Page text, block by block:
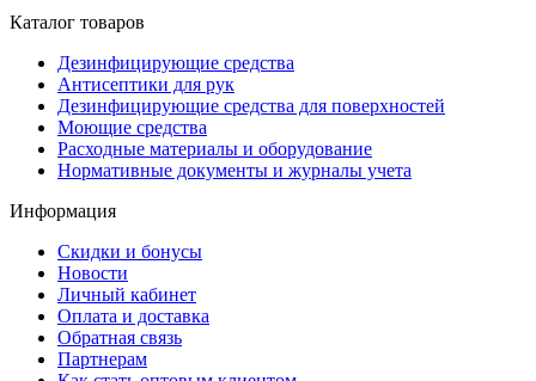
Каталог товаров
Дезинфицирующие средства
Антисептики для рук
Дезинфицирующие средства для поверхностей
Моющие средства
Расходные материалы и оборудование
Нормативные документы и журналы учета
Информация
Скидки и бонусы
Новости
Личный кабинет
Оплата и доставка
Обратная связь
Партнерам